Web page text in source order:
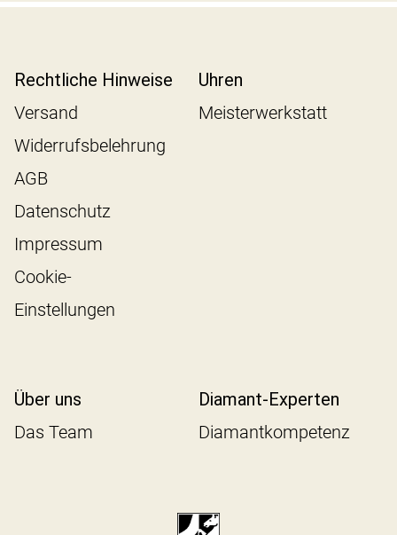
Rechtliche Hinweise
Versand
Widerrufsbelehrung
AGB
Datenschutz
Impressum
Cookie-
Einstellungen
Uhren
Meisterwerkstatt
Über uns
Das Team
Diamant-Experten
Diamantkompetenz